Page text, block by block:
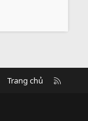
Trang chủ